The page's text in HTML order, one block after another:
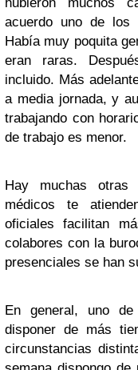
acuerdo uno de
Había muy poquita
eran raras.
incluido. Más
a media jornada, y
trabajando con
de trabajo es menor.
Hay muchas otras
médicos te
oficiales facilitan
colabores con la
presenciales se han
En general, uno
disponer de más
circunstancias